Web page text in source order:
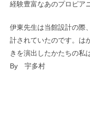
経験豊富なあのプロピア
伊東先生は当館設計の際
計されていたのです。は
きを演出したかたちの
By 宇多村